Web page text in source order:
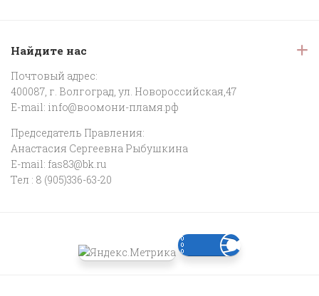
Найдите нас
Почтовый адрес:
400087, г. Волгоград, ул. Новороссийская,47
E-mail: info@воомони-пламя.рф
Председатель Правления:
Анастасия Сергеевна Рыбушкина
E-mail: fas83@bk.ru
Тел : 8 (905)336-63-20